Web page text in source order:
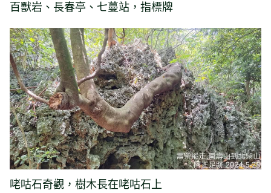
百獸岩、長春亭、七蔓站，指標牌
咾咕石奇觀，樹木長在咾咕石上